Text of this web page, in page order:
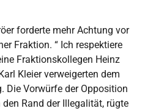
forderte mehr Achtung vor
Fraktion. “ Ich respektiere
Fraktionskollegen Heinz
Kleier verweigerten dem
Die Vorwürfe der Opposition
Rand der Illegalität, rügte